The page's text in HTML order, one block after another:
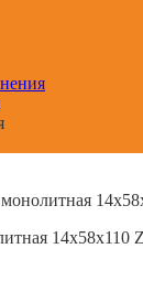
14x58x110